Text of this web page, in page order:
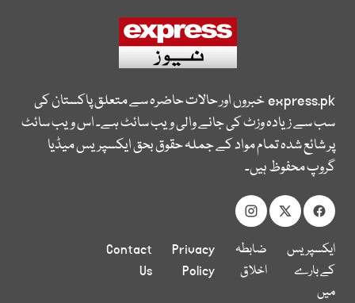
express.pkخبروں اور حالات حاضرہ سے متعلق پاکستان کی
سب سے زیادہ وزٹ کی جانے والی ویب سائٹ ہے۔ اس ویب سائٹ
پر شائع شدہ تمام مواد کے جملہ حقوق بحق ایکسپریس میڈیا
گروپ محفوظ ہیں۔
ایکسپریس
کے بارے
میں
ضابطہ
اخلاق
Privacy
Policy
Contact
Us